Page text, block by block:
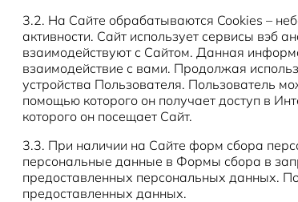
3.2. На Сайте обрабатываются Cookies –
активности. Сайт использует сервисы вэб
взаимодействуют с Сайтом. Данная
взаимодействие с вами. Продолжая
устройства Пользователя. Пользователь
помощью которого он получает доступ в
которого он посещает Сайт.
3.3. При наличии на Сайте форм сбора
персональные данные в Формы сбора в
предоставленных персональных данных.
предоставленных данных.